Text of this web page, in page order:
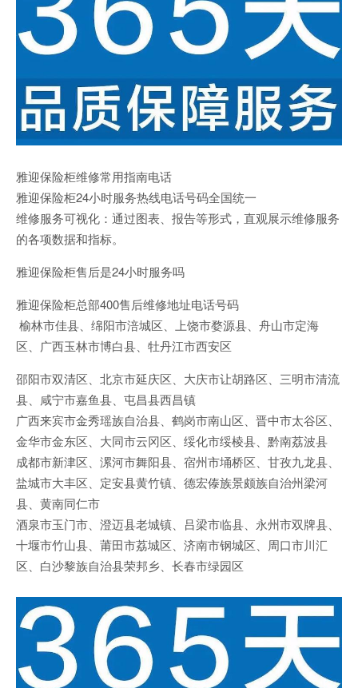
雅迎保险柜维修常用指南电话
雅迎保险柜24小时服务热线电话号码全国统一
维修服务可视化：通过图表、报告等形式，直观展示维修服务
的各项数据和指标。
雅迎保险柜售后是24小时服务吗
雅迎保险柜总部400售后维修地址电话号码
榆林市佳县、绵阳市涪城区、上饶市婺源县、舟山市定海
区、广西玉林市博白县、牡丹江市西安区
邵阳市双清区、北京市延庆区、大庆市让胡路区、三明市清流
县、咸宁市嘉鱼县、屯昌县西昌镇
广西来宾市金秀瑶族自治县、鹤岗市南山区、晋中市太谷区、
金华市金东区、大同市云冈区、绥化市绥棱县、黔南荔波县
成都市新津区、漯河市舞阳县、宿州市埇桥区、甘孜九龙县、
盐城市大丰区、定安县黄竹镇、德宏傣族景颇族自治州梁河
县、黄南同仁市
酒泉市玉门市、澄迈县老城镇、吕梁市临县、永州市双牌县、
十堰市竹山县、莆田市荔城区、济南市钢城区、周口市川汇
区、白沙黎族自治县荣邦乡、长春市绿园区